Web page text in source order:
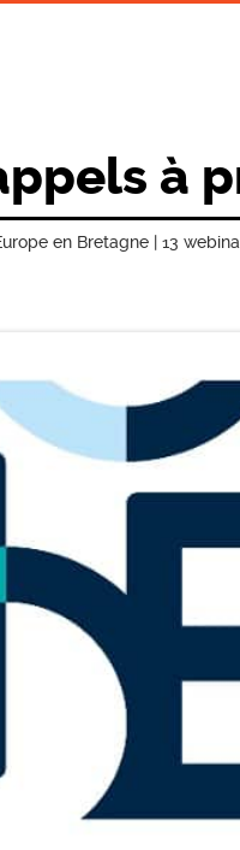
à
en Bretagne | 13